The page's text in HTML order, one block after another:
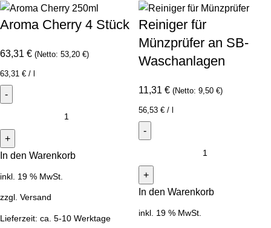
Aroma Cherry 4 Stück
63,31 € (Netto: 53,20 €)
63,31 € /
In den Warenkorb
inkl. 19 % MwSt.
zzgl. Versand
Lieferzeit: ca. 5-10 Werktage
Reiniger für
Münzprüfer an SB-
Waschanlagen
11,31 € (Netto: 9,50 €)
56,53 € /
In den Warenkorb
inkl. 19 % MwSt.